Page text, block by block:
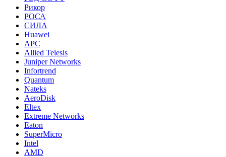
Рикор
РОСА
СИЛА
Huawei
APC
Allied Telesis
Juniper Networks
Infortrend
Quantum
Nateks
AeroDisk
Eltex
Extreme Networks
Eaton
SuperMicro
Intel
AMD